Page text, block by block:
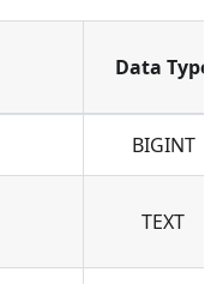
Data Type
BIGINT
TEXT